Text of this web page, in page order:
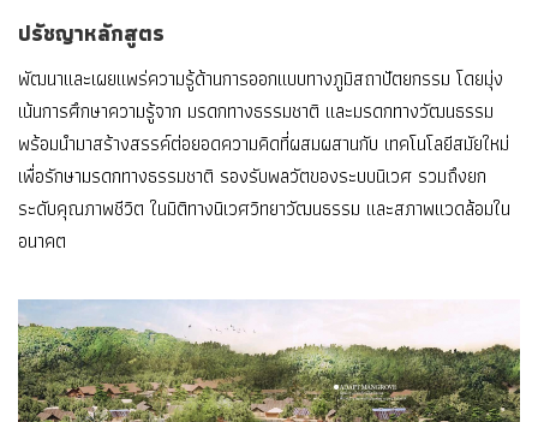
ปรัชญาหลักสูตร
พัฒนาและเผยแพร่ความรู้ด้านการออกแบบทางภูมิสถาปัตยกรรม โดยมุ่ง
เน้นการศึกษาความรู้จาก มรดกทางธรรมชาติ และมรดกทางวัฒนธรรม
พร้อมนำมาสร้างสรรค์ต่อยอดความคิดที่ผสมผสานกับ เทคโนโลยีสมัยใหม่
เพื่อรักษามรดกทางธรรมชาติ รองรับพลวัตของระบบนิเวศ รวมถึงยก
ระดับคุณภาพชีวิต ในมิติทางนิเวศวิทยาวัฒนธรรม และสภาพแวดล้อมใน
อนาคต